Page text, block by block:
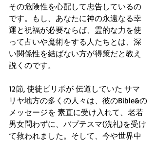
その危険性を心配して忠告しているの
です。もし、あなたに神の永遠なる幸
運と祝福が必要ならば、霊的な力を使
って占いや魔術をする人たちとは、深
い関係性を結ばない方が得策だと教え
説くのです。
12節, 使徒ピリポが 伝道していた サマ
リヤ地方の多くの人々は、彼のBible&の
メッセージを 素直に受け入れて、老若
男女問わずに、バプテスマ(洗礼)を受け
て救われました。そして、今や世界中